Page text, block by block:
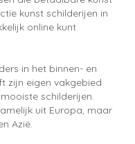
kunst schilderijen in
online kunt
in het binnen- en
zijn eigen vakgebied
schilderijen.
uit Europa, maar
Azië.